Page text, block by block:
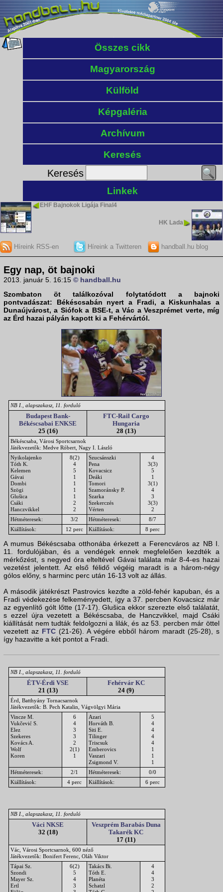
Összes cikk
Magyarország
Külföld
Képgaléria
Archívum
Keresés
Keresés
Linkek
EHF Bajnokok Ligája Final4
HK Lada
Híreink RSS-en Híreink a Twitteren handball.hu blog
Egy nap, öt bajnoki
2013. január 5. 16:15 © handball.hu
Szombaton öt találkozóval folytatódott a bajnoki
pontvadászat: Békéscsabán nyert a Fradi, a Kiskunhalas a
Dunaújvárost, a Siófok a BSE-t, a Vác a Veszprémet verte, míg
az Érd hazai pályán kapott ki a Fehérvártól.
NB I., alapszakasz, 11. forduló
Budapest Bank-
Békéscsabai ENKSE
25 (16)
FTC-Rail Cargo
Hungaria
28 (13)
Békéscsaba, Városi Sportcsarnok
Játékvezetők: Medve Róbert, Nagy I. László
Nyikolajenko
Tóth K.
Kelemen
Gávai
Dombi
Szögi
Glušica
Csáki
Hanczvikkel
8(2)
4
5
1
1
1
1
2
2
Szucsánszki
Pena
Kovacsicz
Deáki
Tomori
Szamoránsky P.
Szarka
Szekerczés
Vérten
4
3(3)
5
1
3(1)
4
3
3(3)
2
Hétméteresek:
3/2 Hétméteresek:
8/7
Kiállítások:
12 perc Kiállítások: 8 perc
A mumus Békéscsaba otthonába érkezett a Ferencváros az NB I.
11. fordulójában, és a vendégek ennek megfelelően kezdték a
mérkőzést, s negyed óra elteltével Gávai találata már 8-4-es hazai
vezetést jelentett. Az első félidő végéig maradt is a három-négy
gólos előny, s harminc perc után 16-13 volt az állás.
A második játékrészt Pastrovics kezdte a zöld-fehér kapuban, és a
Fradi védekezése felkeményedett, így a 37. percben Kovacsicz már
az egyenlítő gólt lőtte (17-17). Glušica ekkor szerezte első találatát,
s ezzel újra vezetett a Békéscsaba, de Hanczvikkel, majd Csáki
kiállítását nem tudták feldolgozni a lilák, és az 53. percben már öttel
vezetett az FTC (21-26). A végére ebből három maradt (25-28), s
így hazavitte a két pontot a Fradi.
NB I., alapszakasz, 11. forduló
ÉTV-Érdi VSE
21 (13)
Fehérvár KC
24 (9)
Érd, Batthyány Tornacsarnok
Játékvezetők: B. Pech Katalin, Vágvölgyi Mária
Vincze M.
Vukčević S.
Elez
Szekeres
Kovács A.
Wolf
Koren
6
4
3
3
2
2(1)
1
Azari
Horváth B.
Siti E.
Tilinger
Triscsuk
Emberovics
Vaszari
Zsigmond V.
5
4
4
4
4
1
1
1
Hétméteresek:
2/1 Hétméteresek:
0/0
Kiállítások:
4 perc Kiállítások: 6 perc
NB I., alapszakasz, 11. forduló
Váci NKSE
32 (18)
Veszprém Barabás Duna
Takarék KC
17 (11)
Vác, Városi Sportcsarnok, 600 néző
Játékvezetők: Bonifert Ferenc, Oláh Viktor
Tápai Sz.
Szondi
Mayer Sz.
Ertl
6(2)
5
4
3
Takács Bi.
Tóth E.
Planéta
Schatzl
4
4
3
2